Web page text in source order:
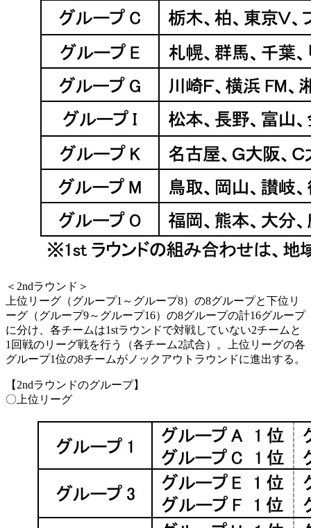
＜2ndラウンド＞
上位リーグ（グループ1～グループ8）の8グループと下位リ
ーグ（グループ9～グループ16）の8グループの計16グループ
に分け、各チームは1stラウンドで対戦していない2チームと
1回戦のリーグ戦を行う（各チーム2試合）。上位リーグの各
グループ1位の8チームがノックアウトラウンドに進出する。
【2ndラウンドのグループ】
〇上位リーグ